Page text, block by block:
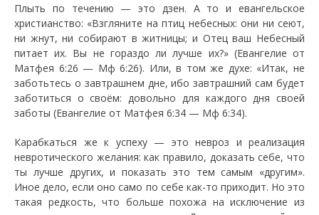
Плыть по течению — это дзен. А то и евангельское
христианство: «Взгляните на птиц небесных: они ни сеют,
ни жнут, ни собирают в житницы; и Отец ваш Небесный
питает их. Вы не гораздо ли лучше их?» (Евангелие от
Матфея 6:26 — Мф 6:26). Или, в том же духе: «Итак, не
заботьтесь о завтрашнем дне, ибо завтрашний сам будет
заботиться о своём: довольно для каждого дня своей
заботы (Евангелие от Матфея 6:34 — Мф 6:34).
Карабкаться же к успеху — это невроз и реализация
невротического желания: как правило, доказать себе, что
ты лучше других, и показать это тем самым «другим».
Иное дело, если оно само по себе как-то приходит. Но это
такая редкость, что больше похожа на исключение из